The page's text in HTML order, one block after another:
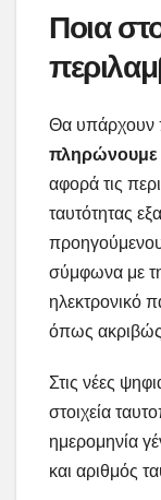
Ποια
Θα υπάρχουν
πληρώνουμε
αφορά τις
ταυτότητας
σύμφωνα με
ηλεκτρονικό
όπως ακριβώς
Στις νέες
στοιχεία
ημερομηνία
και αριθμός